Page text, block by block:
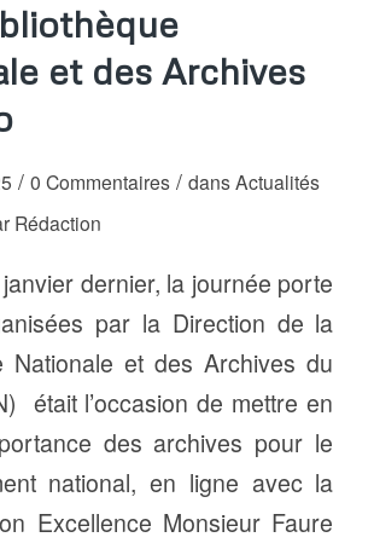
et des Archives
/ 0 Commentaires / dansActualités
Rédaction
dernier, la journée porte
par la Direction de la
Nationale et des Archives du
était l’occasion de mettre en
des archives pour le
national, en ligne avec la
Excellence Monsieur Faure